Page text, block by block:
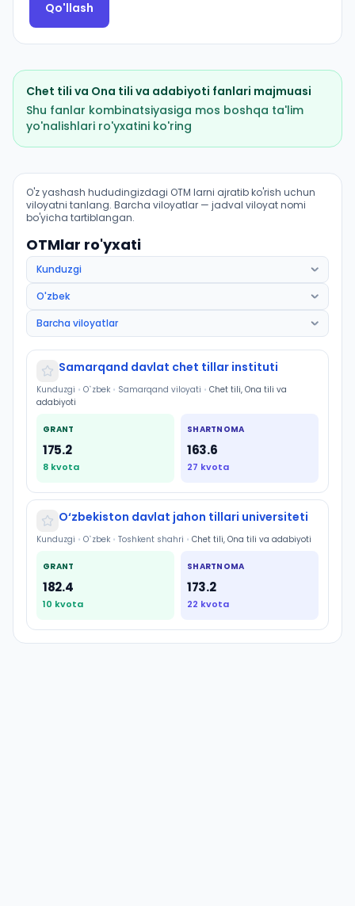
Qo'llash
Chet tili va Ona tili va adabiyoti fanlari majmuasi
Shu fanlar kombinatsiyasiga mos boshqa ta'lim
yo'nalishlari ro'yxatini ko'ring
Filologiya va tillarni oʻqitish: ispan tili: OTM lar
O'z yashash hududingizdagi OTM larni ajratib ko'rish uchun
viloyatni tanlang. Barcha viloyatlar — jadval viloyat nomi
bo'yicha tartiblangan.
OTMlar ro'yxati
Samarqand davlat chet tillar instituti
Kunduzgi • O`zbek • Samarqand viloyati • Chet tili, Ona tili va
adabiyoti
GRANT
175.2
8 kvota
SHARTNOMA
163.6
27 kvota
O‘zbekiston davlat jahon tillari universiteti
Kunduzgi • O`zbek • Toshkent shahri • Chet tili, Ona tili va adabiyoti
GRANT
182.4
10 kvota
SHARTNOMA
173.2
22 kvota